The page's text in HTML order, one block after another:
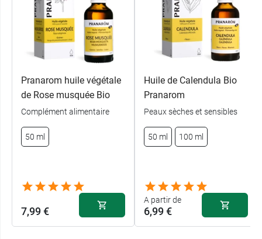
Pranarom huile végétale
de Rose musquée Bio
Complément alimentaire
50 ml
7,99 €
Huile de Calendula Bio
Pranarom
Peaux sèches et sensibles
50 ml 100 ml
A partir de
6,99 €